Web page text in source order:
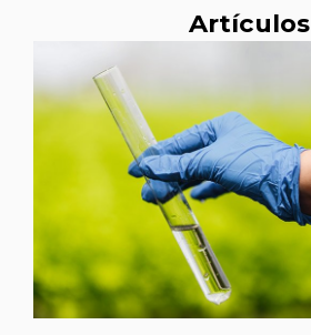
Artículos